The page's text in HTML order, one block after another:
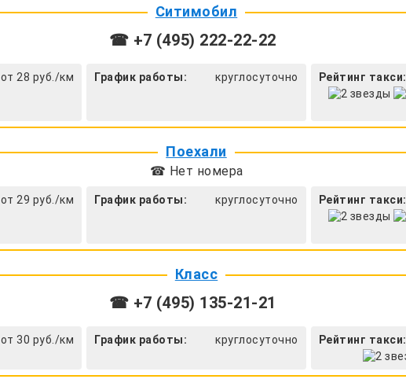
Ситимобил
☎ +7 (495) 222-22-22
от 28 руб./км График работы: круглосуточно Рейтинг такси:
Поехали
☎ Нет номера
от 29 руб./км График работы: круглосуточно Рейтинг такси:
Класс
☎ +7 (495) 135-21-21
от 30 руб./км График работы: круглосуточно Рейтинг такси: